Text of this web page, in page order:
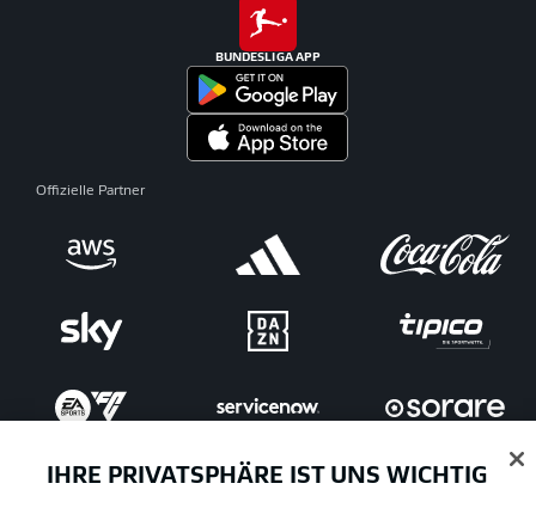
BUNDESLIGA APP
Offizielle Partner
IHRE PRIVATSPHÄRE IST UNS WICHTIG